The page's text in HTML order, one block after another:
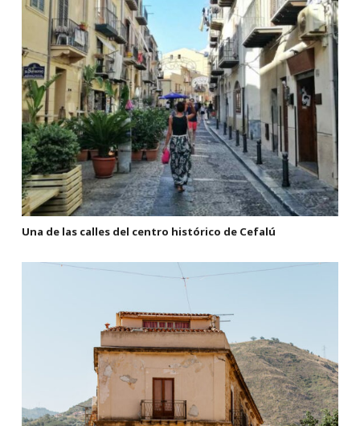
Una de las calles del centro histórico de Cefalú